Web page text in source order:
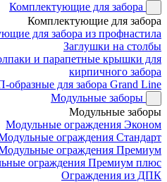
Комплектующие для забора
Комплектующие для забора
для забора из профнастила
Заглушки на столбы
и парапетные крышки для
кирпичного забора
образные для забора Grand Line
Модульные заборы
Модульные заборы
Модульные ограждения Эконом
ограждения Стандарт
ограждения Премиум
ограждения Премиум плюс
Ограждения из ДПК